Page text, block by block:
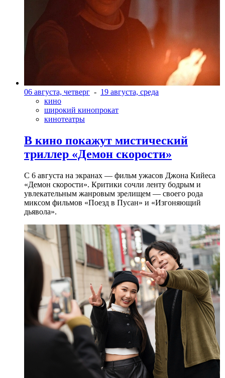
06 августа, четверг - 19 августа, среда
кино
широкий кинопрокат
кинотеатры
В кино покажут мистический
триллер «Демон скорости»
С 6 августа на экранах — фильм ужасов Джона Кийеса
«Демон скорости». Критики сочли ленту бодрым и
увлекательным жанровым зрелищeм — своего рода
миксом фильмов «Поезд в Пусан» и «Изгоняющий
дьявола».